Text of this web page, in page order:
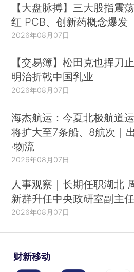
【大盘脉搏】三大股指震
红 PCB、创新药概念爆发
2026年08月07日
【交易簿】松田克也挥刀
明治折戟中国乳业
2026年08月07日
海杰航运：今夏北极航道
将扩大至7条船、8航次｜
·物流
2026年08月07日
人事观察｜长期任职湖北
新群升任中央政研室副主任
2026年08月07日
财新移动